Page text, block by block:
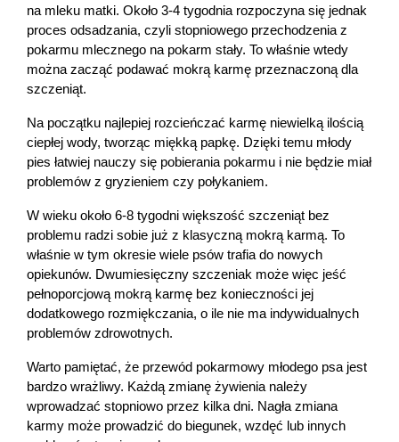
na mleku matki. Około 3-4 tygodnia rozpoczyna się jednak
proces odsadzania, czyli stopniowego przechodzenia z
pokarmu mlecznego na pokarm stały. To właśnie wtedy
można zacząć podawać mokrą karmę przeznaczoną dla
szczeniąt.
Na początku najlepiej rozcieńczać karmę niewielką ilością
ciepłej wody, tworząc miękką papkę. Dzięki temu młody
pies łatwiej nauczy się pobierania pokarmu i nie będzie miał
problemów z gryzieniem czy połykaniem.
W wieku około 6-8 tygodni większość szczeniąt bez
problemu radzi sobie już z klasyczną mokrą karmą. To
właśnie w tym okresie wiele psów trafia do nowych
opiekunów. Dwumiesięczny szczeniak może więc jeść
pełnoporcjową mokrą karmę bez konieczności jej
dodatkowego rozmiękczania, o ile nie ma indywidualnych
problemów zdrowotnych.
Warto pamiętać, że przewód pokarmowy młodego psa jest
bardzo wrażliwy. Każdą zmianę żywienia należy
wprowadzać stopniowo przez kilka dni. Nagła zmiana
karmy może prowadzić do biegunek, wzdęć lub innych